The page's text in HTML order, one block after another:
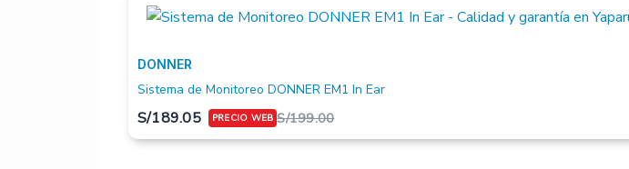
DONNER
Sistema de Monitoreo DONNER EM1 In Ear
S/199.00
S/189.05